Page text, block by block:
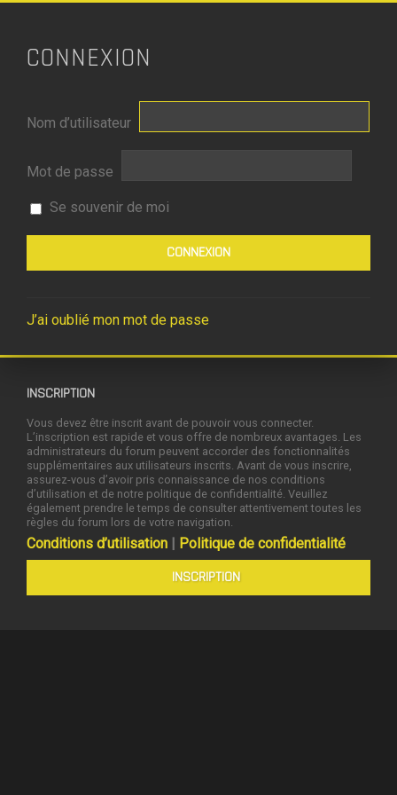
CONNEXION
Nom d’utilisateur
Mot de passe
Se souvenir de moi
J’ai oublié mon mot de passe
INSCRIPTION
Vous devez être inscrit avant de pouvoir vous connecter.
L’inscription est rapide et vous offre de nombreux avantages. Les
administrateurs du forum peuvent accorder des fonctionnalités
supplémentaires aux utilisateurs inscrits. Avant de vous inscrire,
assurez-vous d’avoir pris connaissance de nos conditions
d’utilisation et de notre politique de confidentialité. Veuillez
également prendre le temps de consulter attentivement toutes les
règles du forum lors de votre navigation.
Conditions d’utilisation | Politique de confidentialité
INSCRIPTION